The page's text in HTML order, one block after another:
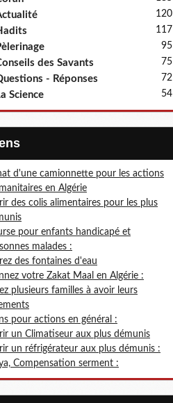
120
117
95
des Savants 75
- Réponses 72
Science 54
d'une camionnette pour les actions
en Algérie
des colis alimentaires pour les plus
pour enfants handicapé et
malades :
des fontaines d'eau
votre Zakat Maal en Algérie :
plusieurs familles à avoir leurs
pour actions en général :
un Climatiseur aux plus démunis
un réfrigérateur aux plus démunis :
Compensation serment :